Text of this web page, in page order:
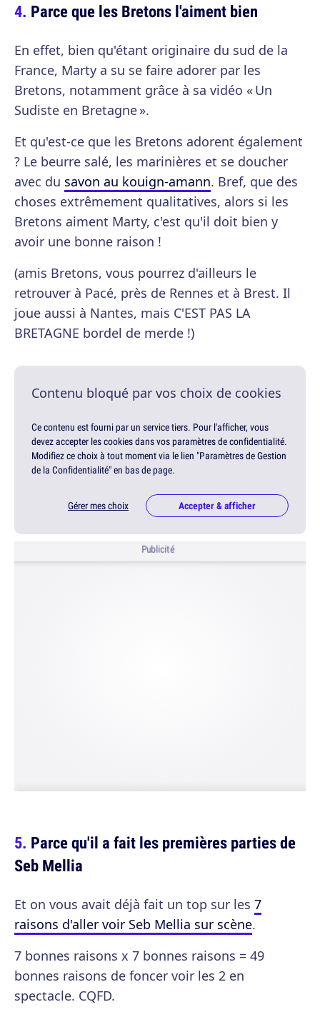
Parce que les Bretons l'aiment bien
En effet, bien qu'étant originaire du sud de la
France, Marty a su se faire adorer par les
Bretons, notamment grâce à sa vidéo « Un
Sudiste en Bretagne ».
Et qu'est-ce que les Bretons adorent également
? Le beurre salé, les marinières et se doucher
avec du savon au kouign-amann. Bref, que des
choses extrêmement qualitatives, alors si les
Bretons aiment Marty, c'est qu'il doit bien y
avoir une bonne raison !
(amis Bretons, vous pourrez d'ailleurs le
retrouver à Pacé, près de Rennes et à Brest. Il
joue aussi à Nantes, mais C'EST PAS LA
BRETAGNE bordel de merde !)
Contenu bloqué par vos choix de cookies
Ce contenu est fourni par un service tiers. Pour l'afficher, vous
devez accepter les cookies dans vos paramètres de confidentialité.
Modifiez ce choix à tout moment via le lien "Paramètres de Gestion
de la Confidentialité" en bas de page.
Gérer mes choix Accepter & afficher
Publicité
Parce qu'il a fait les premières parties de
Seb Mellia
Et on vous avait déjà fait un top sur les 7
raisons d'aller voir Seb Mellia sur scène.
7 bonnes raisons x 7 bonnes raisons = 49
bonnes raisons de foncer voir les 2 en
spectacle. CQFD.